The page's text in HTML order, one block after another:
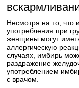
Несмотря на то, что
употребления при
женщины могут
аллергическую
случаях, имбирь
раздражение
употреблением
с врачом.